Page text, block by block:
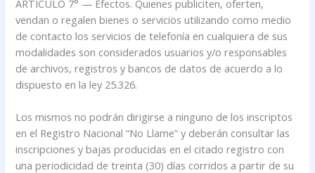
ARTICULO 7° — Efectos. Quienes publiciten, oferten,
vendan o regalen bienes o servicios utilizando como medio
de contacto los servicios de telefonía en cualquiera de sus
modalidades son considerados usuarios y/o responsables
de archivos, registros y bancos de datos de acuerdo a lo
dispuesto en la ley 25.326.
Los mismos no podrán dirigirse a ninguno de los inscriptos
en el Registro Nacional “No Llame” y deberán consultar las
inscripciones y bajas producidas en el citado registro con
una periodicidad de treinta (30) días corridos a partir de su